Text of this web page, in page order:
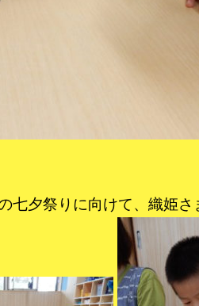
夕祭りに向けて、織姫さ